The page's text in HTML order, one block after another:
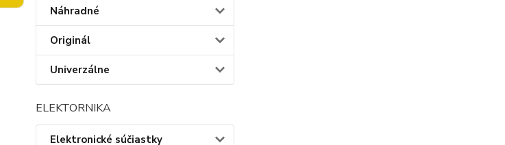
Náhradné
Originál
Univerzálne
ELEKTORNIKA
Elektronické súčiastky